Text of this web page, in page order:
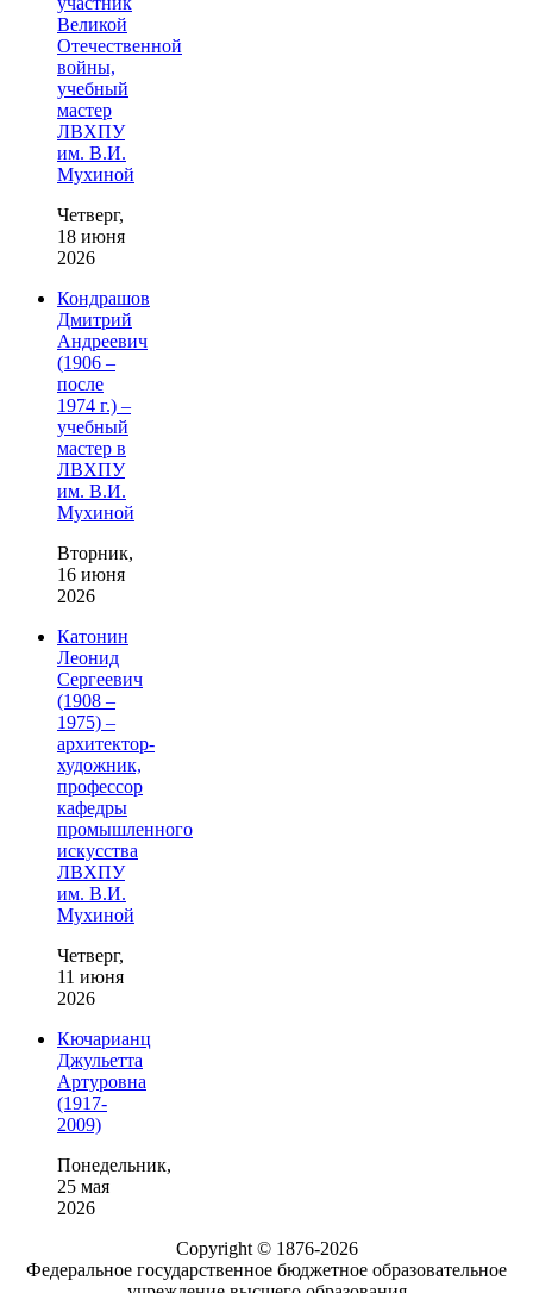
Великой
Отечественной
войны,
учебный
мастер
ЛВХПУ
им. В.И.
Мухиной
Четверг,
18 июня
2026
Кондрашов
Дмитрий
Андреевич
(1906 –
после
1974 г.) –
учебный
мастер в
ЛВХПУ
им. В.И.
Мухиной
Вторник,
16 июня
2026
Катонин
Леонид
Сергеевич
(1908 –
1975) –
архитектор-
художник,
профессор
кафедры
промышленного
искусства
ЛВХПУ
им. В.И.
Мухиной
Четверг,
11 июня
2026
Кючарианц
Джульетта
Артуровна
(1917-
2009)
Понедельник,
25 мая
2026
Copyright © 1876-2026
Федеральное государственное бюджетное образовательное